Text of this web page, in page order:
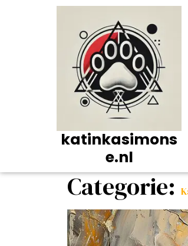
katinkasimons
e.nl
Categorie: